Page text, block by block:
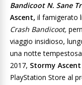
Bandicoot N. Sane
Ascent, il famigerato
Crash Bandicoot,
viaggio insidioso,
una notte
2017, Stormy Ascent
PlayStation Store al